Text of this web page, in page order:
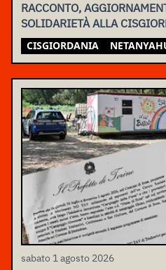
RACCONTO,
SOLIDARIETÀ ALLA
CISGIORDANIA
sabato 1 agosto 2026